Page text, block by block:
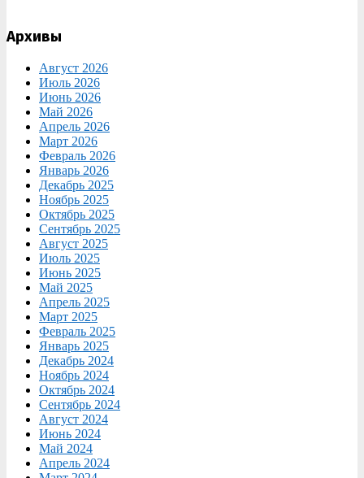
Архивы
Август 2026
Июль 2026
Июнь 2026
Май 2026
Апрель 2026
Март 2026
Февраль 2026
Январь 2026
Декабрь 2025
Ноябрь 2025
Октябрь 2025
Сентябрь 2025
Август 2025
Июль 2025
Июнь 2025
Май 2025
Апрель 2025
Март 2025
Февраль 2025
Январь 2025
Декабрь 2024
Ноябрь 2024
Октябрь 2024
Сентябрь 2024
Август 2024
Июнь 2024
Май 2024
Апрель 2024